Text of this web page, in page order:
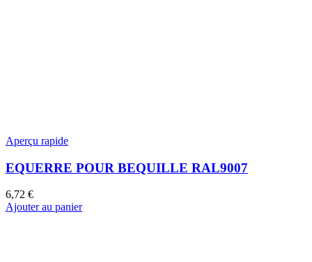
Aperçu rapide
EQUERRE POUR BEQUILLE RAL9007
6,72 €
Ajouter au panier